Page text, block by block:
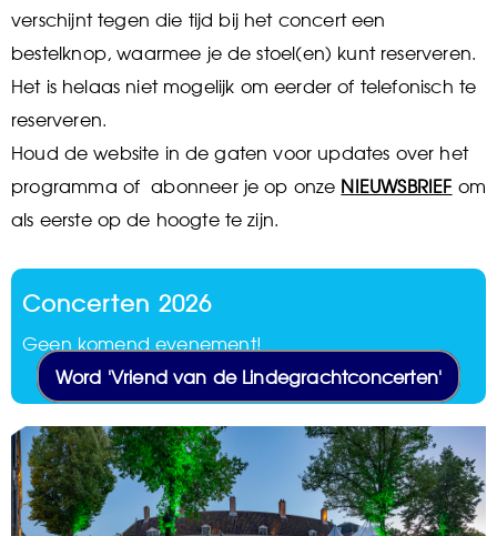
verschijnt tegen die tijd bij het concert een
bestelknop, waarmee je de stoel(en) kunt reserveren.
Het is helaas niet mogelijk om eerder of telefonisch te
reserveren.
Houd de website in de gaten voor updates over het
programma of abonneer je op onze NIEUWSBRIEF om
als eerste op de hoogte te zijn.
Concerten 2026
Geen komend evenement!
Word 'Vriend van de Lindegrachtconcerten'